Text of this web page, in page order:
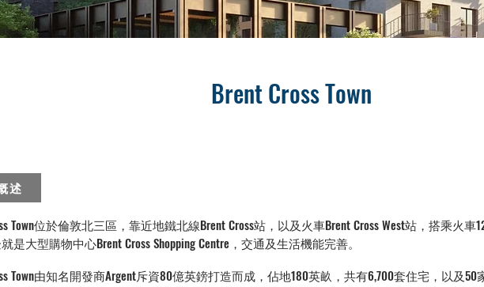
Brent Cross Town
述
Town位於倫敦北三區，靠近地鐵北線Brent Cross站，以及火車Brent Cross West站，搭乘火車
是大型購物中心Brent Cross Shopping Centre，交通及生活機能完善。
Town由知名開發商Argent斥資80億英鎊打造而成，佔地180英畝，共有6,700套住宅，以及